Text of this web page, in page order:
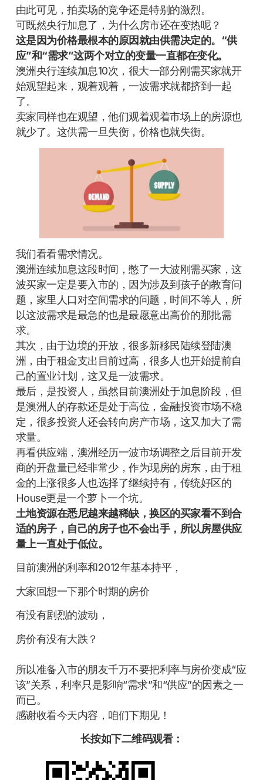
由此可见，拍卖场的竞争还是特别的激烈。
可既然央行加息了，为什么房市还在变热呢？
这是因为价格最根本的原因就由供需决定的。“供
应”和“需求”这两个对立的变量一直都在变化。
澳洲央行连续加息10次，很大一部分刚需买家就开
始观望起来，观着观着，一波需求就都挤到一起
了。
卖家同样也在观望，他们观着观着市场上的房源也
就少了。这供需一旦失衡，价格也就失衡。
我们看看需求情况。
澳洲连续加息这段时间，憋了一大波刚需买家，这
波买家一定是要入市的，因为涉及到孩子的教育问
题，家里人口对空间需求的问题，时间不等人，所
以这波需求是最急的也是最愿意出高价的那批需
求。
其次，由于边境的开放，很多新移民陆续登陆澳
洲，由于租金支出目前过高，很多人也开始提前自
己的置业计划，这又是一波需求。
最后，是投资人，虽然目前澳洲处于加息阶段，但
是澳洲人的存款还是处于高位，金融投资市场不稳
定，很多投资人还会转向房产市场，这又加大了需
求量。
再看供应端，澳洲经历一波市场调整之后目前开发
商的开盘量已经非常少，作为现房的房东，由于租
金的上涨很多人也选择了继续持有，传统好区的
House更是一个萝卜一个坑。
土地资源在悉尼越来越稀缺，换区的买家看不到合
适的房子，自己的房子也不会出手，所以房屋供应
量上一直处于低位。
目前澳洲的利率和2012年基本持平，
大家回想一下那个时期的房价
有没有剧烈的波动，
房价有没有大跌？
所以准备入市的朋友千万不要把利率与房价变成“应
该”关系，利率只是影响“需求”和“供应”的因素之一
而已。
感谢收看今天内容，咱们下期见！
长按如下二维码观看：